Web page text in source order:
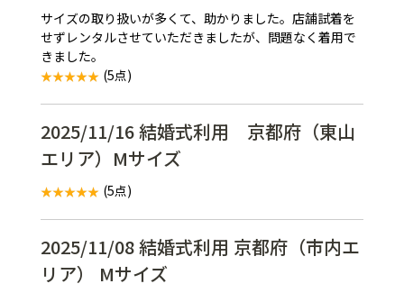
サイズの取り扱いが多くて、助かりました。店舗試着を
せずレンタルさせていただきましたが、問題なく着用で
きました。
(5点)
2025/11/16 結婚式利用 京都府（東山
エリア）Mサイズ
(5点)
2025/11/08 結婚式利用 京都府（市内エ
リア） Mサイズ